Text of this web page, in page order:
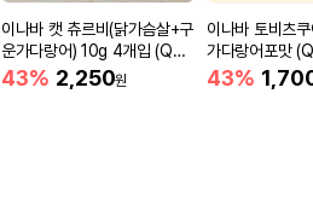
이나바 캣 츄르비(닭가슴살+구
운가다랑어) 10g 4개입 (QS
C-273)
43% 2,250원
이나바 토비츠
가다랑어포맛
43%